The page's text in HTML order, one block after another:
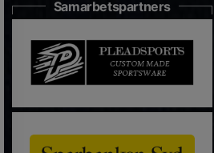
Samarbetspartners